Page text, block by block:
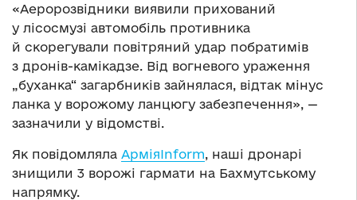
«Аеророзвідники виявили прихований
у лісосмузі автомобіль противника
й скорегували повітряний удар побратимів
з дронів-камікадзе. Від вогневого ураження
„буханка“ загарбників зайнялася, відтак мінус
ланка у ворожому ланцюгу забезпечення», —
зазначили у відомстві.
Як повідомляла АрміяInform , наші дронарі
знищили 3 ворожі гармати на Бахмутському
напрямку.